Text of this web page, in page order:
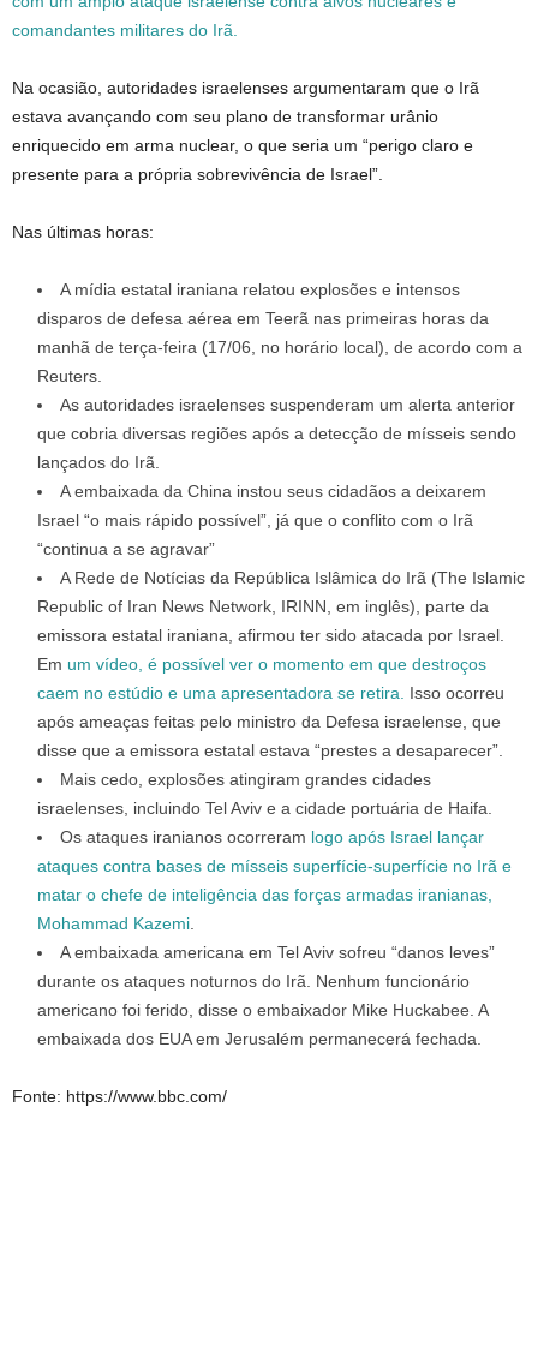
comandantes militares do Irã.
Na ocasião, autoridades israelenses argumentaram que o Irã
estava avançando com seu plano de transformar urânio
enriquecido em arma nuclear, o que seria um “perigo claro e
presente para a própria sobrevivência de Israel”.
Nas últimas horas:
A mídia estatal iraniana relatou explosões e intensos
disparos de defesa aérea em Teerã nas primeiras horas da
manhã de terça-feira (17/06, no horário local), de acordo com a
Reuters.
As autoridades israelenses suspenderam um alerta anterior
que cobria diversas regiões após a detecção de mísseis sendo
lançados do Irã.
A embaixada da China instou seus cidadãos a deixarem
Israel “o mais rápido possível”, já que o conflito com o Irã
“continua a se agravar”
A Rede de Notícias da República Islâmica do Irã (The Islamic
Republic of Iran News Network, IRINN, em inglês), parte da
emissora estatal iraniana, afirmou ter sido atacada por Israel.
Em um vídeo, é possível ver o momento em que destroços
caem no estúdio e uma apresentadora se retira. Isso ocorreu
após ameaças feitas pelo ministro da Defesa israelense, que
disse que a emissora estatal estava “prestes a desaparecer”.
Mais cedo, explosões atingiram grandes cidades
israelenses, incluindo Tel Aviv e a cidade portuária de Haifa.
Os ataques iranianos ocorreram logo após Israel lançar
ataques contra bases de mísseis superfície-superfície no Irã e
matar o chefe de inteligência das forças armadas iranianas,
Mohammad Kazemi.
A embaixada americana em Tel Aviv sofreu “danos leves”
durante os ataques noturnos do Irã. Nenhum funcionário
americano foi ferido, disse o embaixador Mike Huckabee. A
embaixada dos EUA em Jerusalém permanecerá fechada.
Fonte: https://www.bbc.com/